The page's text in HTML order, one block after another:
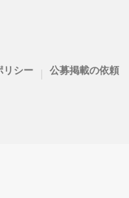
リシー | 公募掲載の依頼